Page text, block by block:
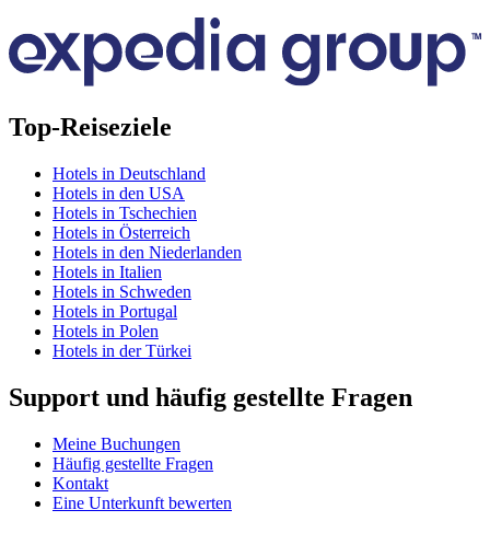
Top-Reiseziele
Hotels in Deutschland
Hotels in den USA
Hotels in Tschechien
Hotels in Österreich
Hotels in den Niederlanden
Hotels in Italien
Hotels in Schweden
Hotels in Portugal
Hotels in Polen
Hotels in der Türkei
Support und häufig gestellte Fragen
Meine Buchungen
Häufig gestellte Fragen
Kontakt
Eine Unterkunft bewerten